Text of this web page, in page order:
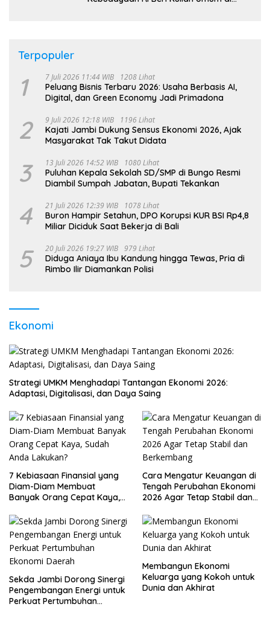
Terpopuler
1 7 Juli 2026 11:44 WIB 1208 Lihat
Peluang Bisnis Terbaru 2026: Usaha Berbasis AI,
Digital, dan Green Economy Jadi Primadona
2 9 Juli 2026 12:18 WIB 1196 Lihat
Kajati Jambi Dukung Sensus Ekonomi 2026, Ajak
Masyarakat Tak Takut Didata
3 13 Juli 2026 14:52 WIB 1080 Lihat
Puluhan Kepala Sekolah SD/SMP di Bungo Resmi
Diambil Sumpah Jabatan, Bupati Tekankan
4 21 Juli 2026 12:39 WIB 1078 Lihat
Buron Hampir Setahun, DPO Korupsi KUR BSI Rp4,8
Miliar Diciduk Saat Bekerja di Bali
5 20 Juli 2026 19:27 WIB 979 Lihat
Diduga Aniaya Ibu Kandung hingga Tewas, Pria di
Rimbo Ilir Diamankan Polisi
Ekonomi
Strategi UMKM Menghadapi Tantangan Ekonomi 2026:
Adaptasi, Digitalisasi, dan Daya Saing
7 Kebiasaan Finansial yang
Diam-Diam Membuat
Banyak Orang Cepat Kaya,
Cara Mengatur Keuangan di
Tengah Perubahan Ekonomi
2026 Agar Tetap Stabil dan
Sekda Jambi Dorong Sinergi
Pengembangan Energi untuk
Perkuat Pertumbuhan
Membangun Ekonomi
Keluarga yang Kokoh untuk
Dunia dan Akhirat